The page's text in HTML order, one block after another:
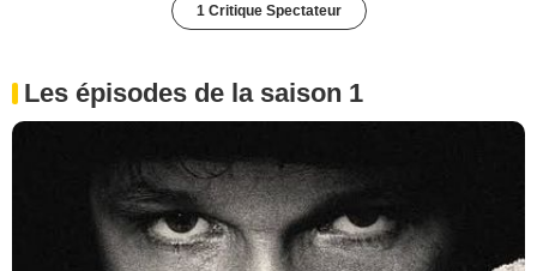
1 Critique Spectateur
Les épisodes de la saison 1